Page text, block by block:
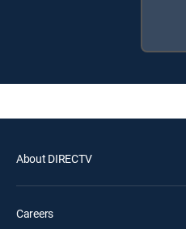
About DIRECTV
Careers